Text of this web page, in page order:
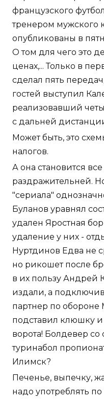
французского
тренером мужского
опубликованы в
О том для чего это
ценах,... Только в
сделал пять
гостей выступил
реализовавший
с дальней
Может быть, это
налогов.
А она становится
раздражительней. Но
"сериала"
Буланов уравнял
удален Яростная
удаление у них -
Нуртдинов Едва не
но рикошет после
в их пользу Андрей
издали, а
партнер по обороне
подставил клюшку
ворота! Болдевер
туринабол
Илимск?
Печенье, выпечку,
надо употреблять